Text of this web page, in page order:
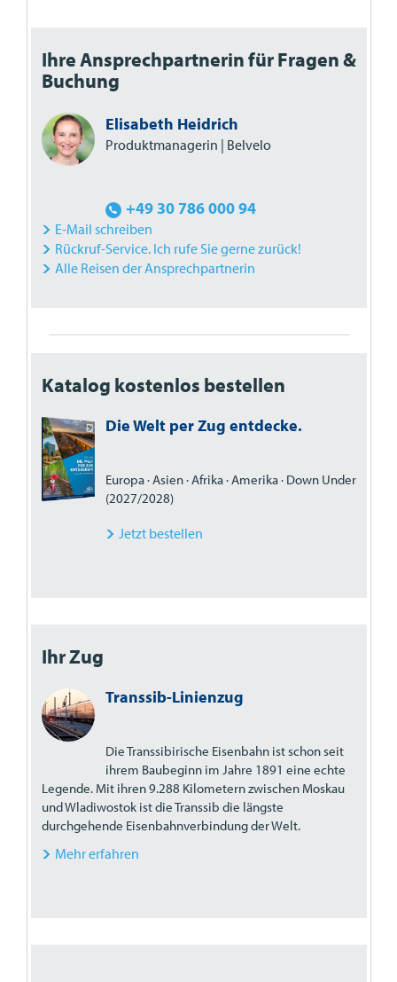
Ihre Ansprechpartnerin für Fragen &
Buchung
Elisabeth Heidrich
Produktmanagerin | Belvelo
+49 30 786 000 94
E-Mail schreiben
Rückruf-Service. Ich rufe Sie gerne zurück!
Alle Reisen der Ansprechpartnerin
Katalog kostenlos bestellen
Die Welt per Zug entdecke.
Europa · Asien · Afrika · Amerika · Down Under
(2027/2028)
Jetzt bestellen
Ihr Zug
Transsib-Linienzug
Die Transsibirische Eisenbahn ist schon seit
ihrem Baubeginn im Jahre 1891 eine echte
Legende. Mit ihren 9.288 Kilometern zwischen Moskau
und Wladiwostok ist die Transsib die längste
durchgehende Eisenbahnverbindung der Welt.
Mehr erfahren